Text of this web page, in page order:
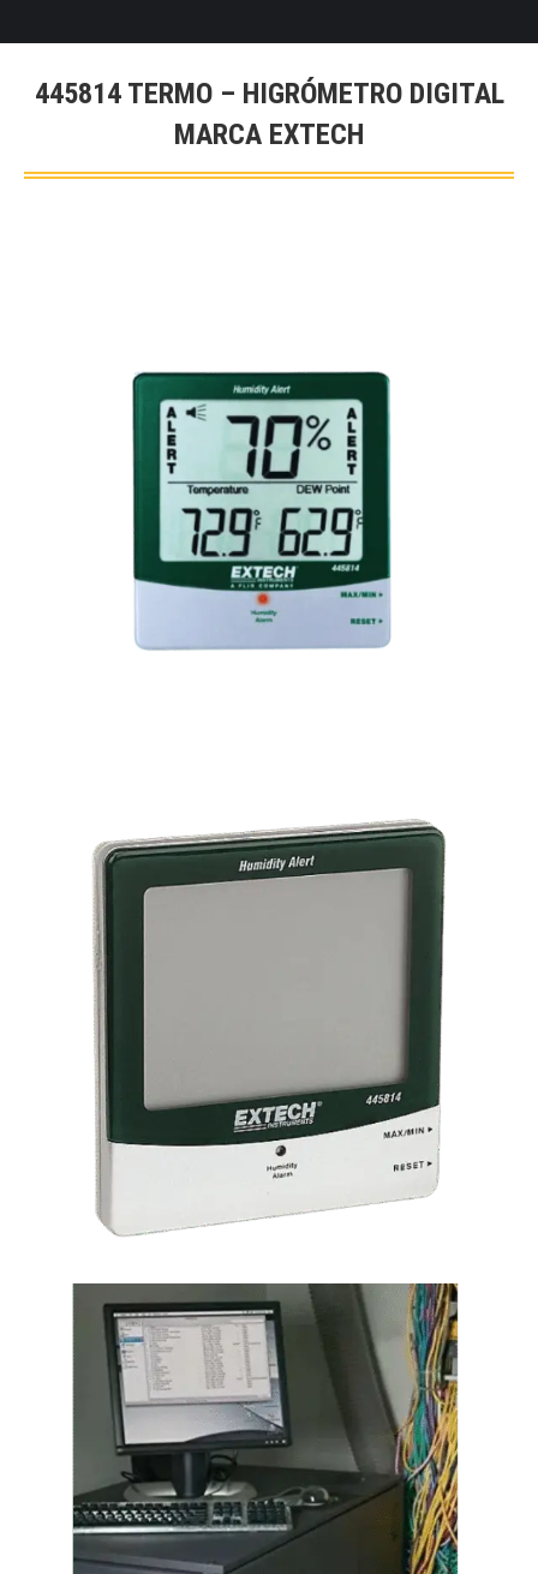
445814 TERMO – HIGRÓMETRO DIGITAL
MARCA EXTECH